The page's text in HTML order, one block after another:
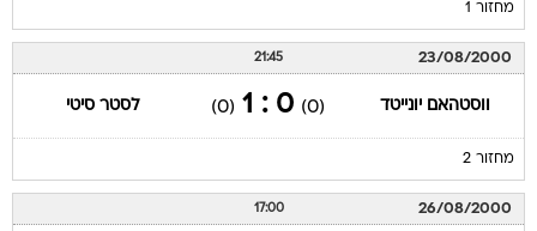
מחזור 1
23/08/2000
21:45
ווסטהאם יונייטד (0)
0 : 1
(0) לסטר סיטי
מחזור 2
26/08/2000
17:00